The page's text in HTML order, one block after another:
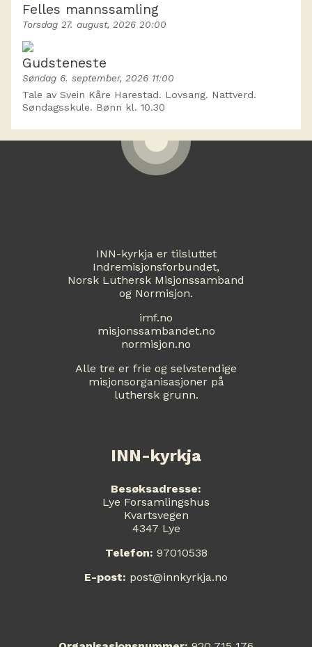
Felles mannssamling
Torsdag 27. august, 2026 20:00
Gudsteneste
Søndag 6. september, 2026 11:00
Tale av Svein Kåre Harestad. Lovsang. Nattverd.
Søndagsskule. Bønn kl. 10.30
INN-kyrkja er tilsluttet
Indremisjonsforbundet,
Norsk Luthersk Misjonssamband
og Normisjon.
imf.no
misjonssambandet.no
normisjon.no
Alle tre er frie og selvstendige
misjonsorganisasjoner på
luthersk grunn.
INN-kyrkja
Besøksadresse:
Lye Forsamlingshus
Kvartsvegen
4347 Lye
Telefon: 97010538
E-post: post@innkyrkja.no